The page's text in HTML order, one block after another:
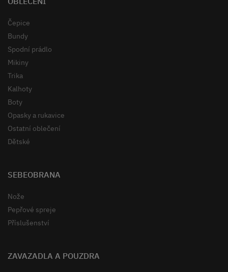
Čepice
Bundy
Spodní prádlo
Mikiny
Trika
Kalhoty
Boty
Opasky a rukavice
Ostatní oblečení
Dětské
SEBEOBRANA
Nože
Pepřové spreje
Příslušenství
ZAVAZADLA A POUZDRA